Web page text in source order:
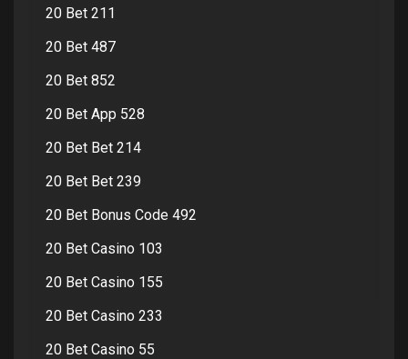
20 Bet 211
20 Bet 487
20 Bet 852
20 Bet App 528
20 Bet Bet 214
20 Bet Bet 239
20 Bet Bonus Code 492
20 Bet Casino 103
20 Bet Casino 155
20 Bet Casino 233
20 Bet Casino 55